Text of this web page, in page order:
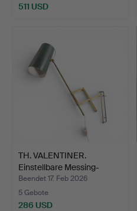
511 USD
TH. VALENTINER.
Einstellbare Messing-
Wandl…
Beendet 17. Feb 2026
5 Gebote
286 USD